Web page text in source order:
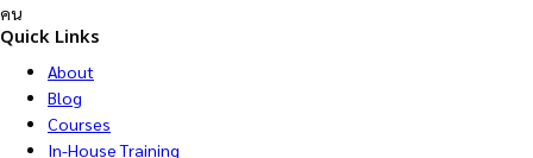
คน
Quick Links
About
Blog
Courses
In-House Training